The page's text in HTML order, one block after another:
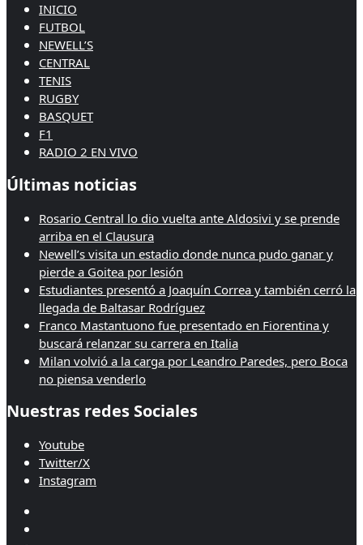
INICIO
FUTBOL
NEWELL’S
CENTRAL
TENIS
RUGBY
BASQUET
F1
RADIO 2 EN VIVO
Últimas noticias
Rosario Central lo dio vuelta ante Aldosivi y se prende
arriba en el Clausura
Newell’s visita un estadio donde nunca pudo ganar y
pierde a Goitea por lesión
Estudiantes presentó a Joaquín Correa y también cerró la
llegada de Baltasar Rodríguez
Franco Mastantuono fue presentado en Fiorentina y
buscará relanzar su carrera en Italia
Milan volvió a la carga por Leandro Paredes, pero Boca
no piensa venderlo
Nuestras redes Sociales
Youtube
Twitter/X
Instagram